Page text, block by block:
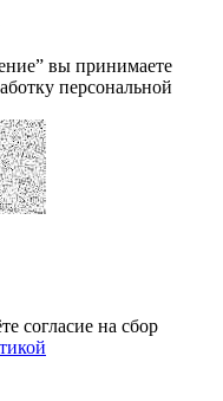
вы принимаете
персональной
cогласие на сбор